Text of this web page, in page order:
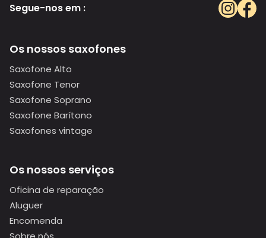
Segue-nos em :
Os nossos saxofones
Saxofone Alto
Saxofone Tenor
Saxofone Soprano
Saxofone Barítono
Saxofones vintage
Os nossos serviços
Oficina de reparação
Aluguer
Encomenda